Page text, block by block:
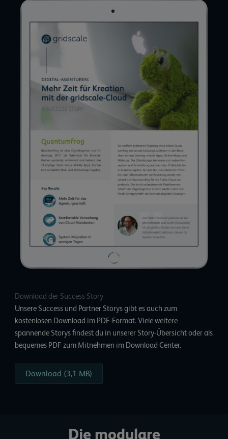
Download der Success Story
Unsere Success und Partner Storys gibt es auch zum
kostenlosen Download im PDF-Format. Viele weitere
spannende Storys findest du in unsererStory-Übersichtoder als
bequemes PDF zum Mitnehmen im Download Center.
Download (3,1 MB)
Die modulare